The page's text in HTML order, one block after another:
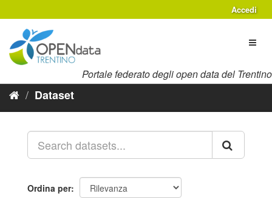
al
contenuto
Accedi
Portale federato degli open data del Trentino
Dataset
Ordina per